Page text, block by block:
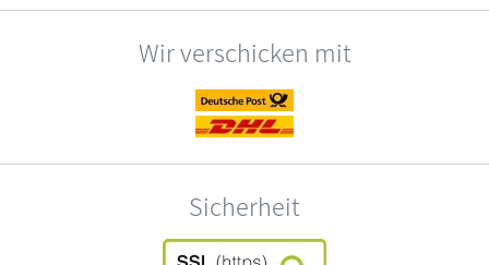
Wir verschicken mit
Sicherheit